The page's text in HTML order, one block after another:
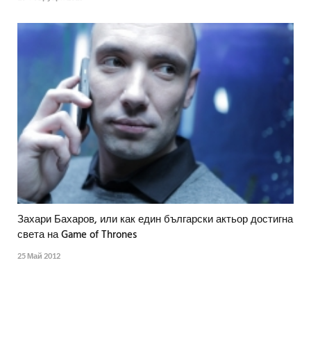
Захари Бахаров, или как един български актьор достигна
света на Game of Thrones
25 Май 2012